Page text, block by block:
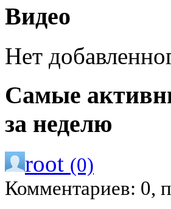
Видео
Нет
Самые
за неделю
root (0)
Комментариев: 0,